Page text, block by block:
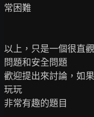
常困難
以上，只是一個很直
問題和安全問題
歡迎提出來討論，如
玩玩
非常有趣的題目